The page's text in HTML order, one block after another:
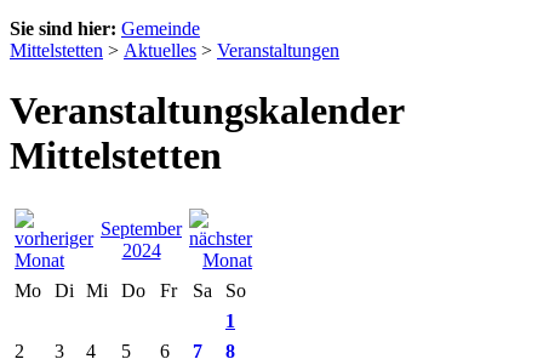
Sie sind hier: Gemeinde
Mittelstetten > Aktuelles > Veranstaltungen
Veranstaltungskalender
Mittelstetten
September
2024
Mo
Di Mi Do Fr Sa
So
1
2
3 4 5 6 7 8